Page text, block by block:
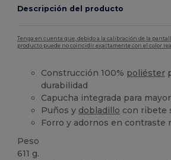
Descripción del producto
Tenga en cuenta que, debido a la calibración de la
producto puede no coincidir exactamente con el color
Construcción 100% poliéster
durabilidad
Capucha integrada para
Puños y dobladillo con ribete
Forro y adornos en contraste
Peso
611 g.